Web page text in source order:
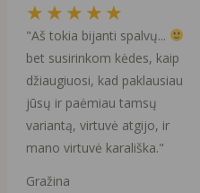
★ ★ ★ ★ ★
5
out
of
5
"Aš tokia bijanti spalvų...
bet susirinkom kėdes, kaip
džiaugiuosi, kad paklausiau
jūsų ir paėmiau tamsų
variantą, virtuvė atgijo, ir
mano virtuvė karališka."
Gražina